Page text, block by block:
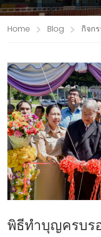
Home Blog กิจก
พิธีทำบุญครบร